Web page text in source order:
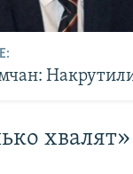
хвалят»